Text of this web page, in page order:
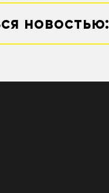
новостью: